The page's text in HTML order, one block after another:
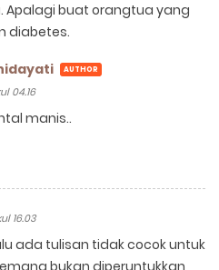
Apalagi buat orangtua yang
diabetes.
04.16
manis..
16.03
ada tulisan tidak cocok untuk